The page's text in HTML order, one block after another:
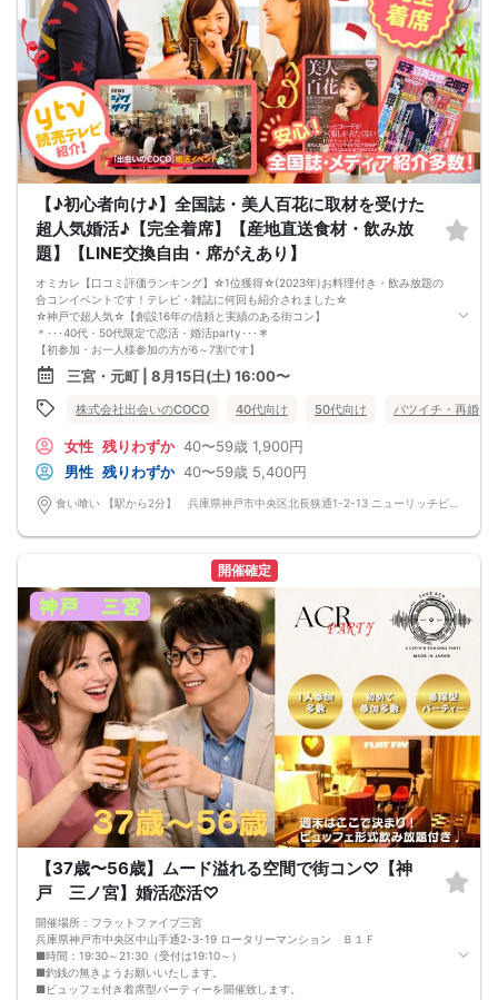
【♪初心者向け♪】全国誌・美人百花に取材を受けた
超人気婚活♪【完全着席】【産地直送食材・飲み放
題】【LINE交換自由・席がえあり】
オミカレ【口コミ評価ランキング】☆1位獲得☆(2023年)お料理付き・飲み放題の
合コンイベントです！テレビ・雑誌に何回も紹介されました☆
☆神戸で超人気☆【創設16年の信頼と実績のある街コン】
＊･･･40代・50代限定で恋活・婚活party･･･＊
【初参加・お一人様参加の方が6～7割です】
安心してご参加ください♪
お一人様でも気軽に参加できるparty☆
当イベントスタッフが参加者様の立場に立って、最初から最後まで徹底的にサポ
ートします♪
ー！
【駅から1分】【契約農場より直送の新鮮食材】【新築居酒屋貸切】【こだわりの
開放空間】【豊富なドリンクメニュー】
■□完全着席♪MCによる席がえあり！ 結婚式の二次会の有名店でBIG合コン
PARTY■□
嬉しい！お料理はビュッフェ形式ではなく、店員さんがご丁寧にお席までお持ち
お店自慢のお料理を召し上がって頂きながら、ゆっくりと交流をお楽しみ頂きた
いと思います。
《結婚式の二次会の有名な会場で完全着席PARTY》
完全着席スタイルですので、立食形式が苦手な方や人見知りな方には是非オスス
メです
落ち着いた空間での交流が楽しめます！
《一人参加、初参加大歓迎》
完全着席スタイルですのでひとりぼっちになることはありません！お一人様参加
者様同士の席の配置。
スタッフのフォローが人気の理由です。
《恋人、友人、人脈、必ず出会える！大阪で超人気の飲み会！》
□結婚がしたい
□恋人が欲しい
□友人を増やしたい
□人脈を広げたい
□日常に刺激が欲しい
□お酒が大好き
□楽しいことが大好き
□飲み会が大好き
□確実に出会える街コンに参加したい人
□一緒に合コン・コンパに行ける飲み友が欲しい人
□家と職場の往復の毎日を変えたい人
《フード》
お店自慢の豪華コース料理☆
三宮・元町 | 8月15日(土) 16:00〜
株式会社出会いのCOCO 40代向け 50代向け バツイチ・再婚
女性 残りわずか 40〜59歳 1,900円
男性 残りわずか 40〜59歳 5,400円
開催確定
【37歳〜56歳】ムード溢れる空間で街コン♡【神
戸 三ノ宮】婚活恋活♡
開催場所：フラットファイブ三宮
兵庫県神戸市中央区中山手通2-3-19 ロータリーマンション Ｂ１Ｆ
■時間：19:30～21:30（受付は19:10～）
■釣銭の無きようお願いいたします。
■ビュッフェ付き着席型パーティーを開催致します。